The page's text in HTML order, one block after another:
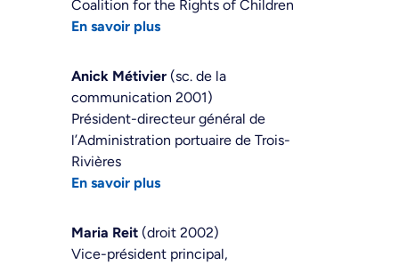
Coalition for the Rights of Children
En savoir plus
Anick Métivier (sc. de la
communication 2001)
Président-directeur général de
l’Administration portuaire de Trois-
Rivières
En savoir plus
Maria Reit (droit 2002)
Vice-président principal,